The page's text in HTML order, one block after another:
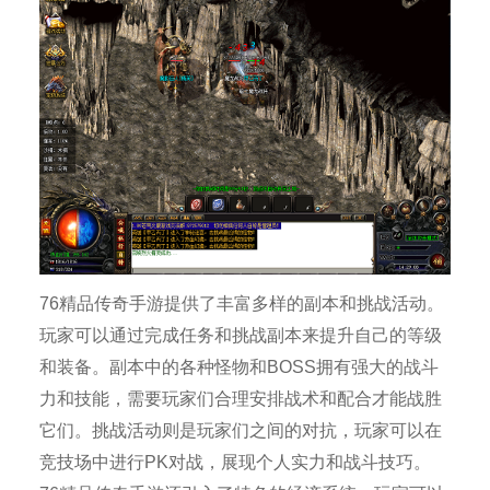
76精品传奇手游提供了丰富多样的副本和挑战活动。
玩家可以通过完成任务和挑战副本来提升自己的等级
和装备。副本中的各种怪物和BOSS拥有强大的战斗
力和技能，需要玩家们合理安排战术和配合才能战胜
它们。挑战活动则是玩家们之间的对抗，玩家可以在
竞技场中进行PK对战，展现个人实力和战斗技巧。